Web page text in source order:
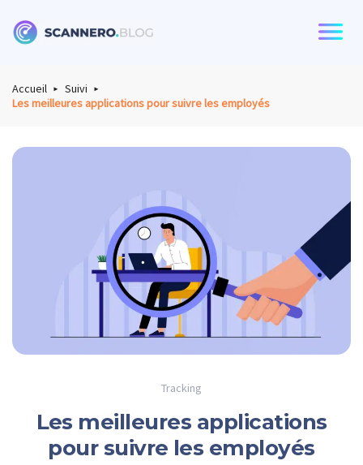
Accueil
Suivi
Les meilleures applications pour suivre les employés
Tracking
Les meilleures applications
pour suivre les employés